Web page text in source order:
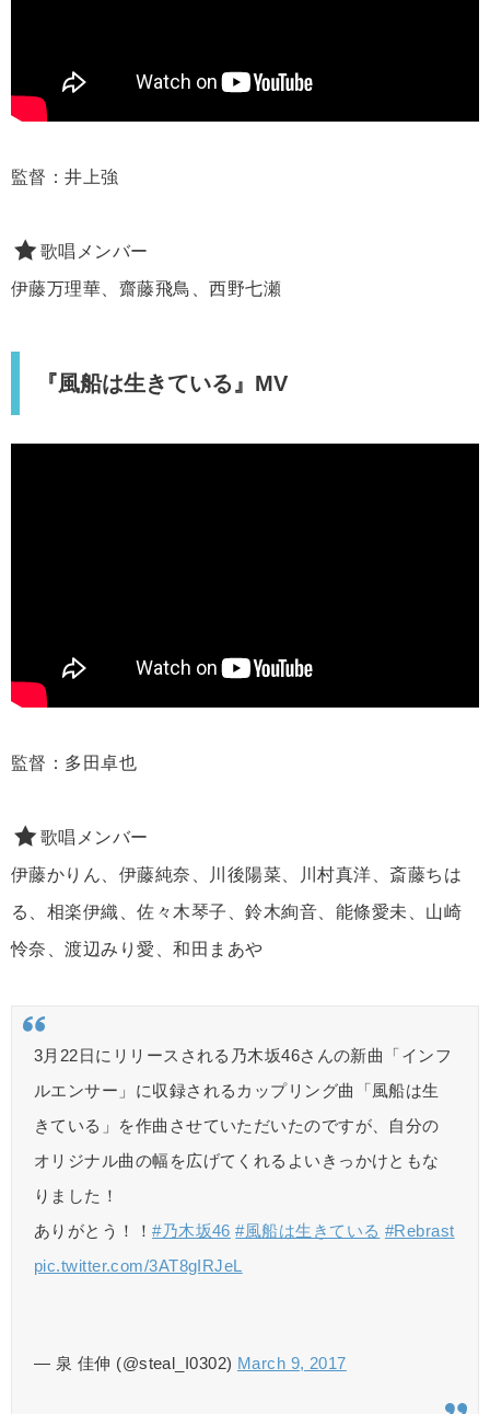
監督：井上強
歌唱メンバー
伊藤万理華、齋藤飛鳥、西野七瀬
『風船は生きている』MV
監督：多田卓也
歌唱メンバー
伊藤かりん、伊藤純奈、川後陽菜、川村真洋、斎藤ちは
る、相楽伊織、佐々木琴子、鈴木絢音、能條愛未、山崎
怜奈、渡辺みり愛、和田まあや
3月22日にリリースされる乃木坂46さんの新曲「インフ
ルエンサー」に収録されるカップリング曲「風船は生
きている」を作曲させていただいたのですが、自分の
オリジナル曲の幅を広げてくれるよいきっかけともな
りました！
ありがとう！！#乃木坂46 #風船は生きている #Rebrast
pic.twitter.com/3AT8gIRJeL
— 泉 佳伸 (@steal_I0302) March 9, 2017